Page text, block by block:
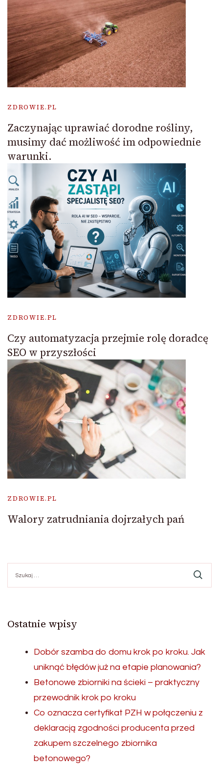
ZDROWIE.PL
Zaczynając uprawiać dorodne rośliny,
musimy dać możliwość im odpowiednie
warunki.
ZDROWIE.PL
Czy automatyzacja przejmie rolę doradcę
SEO w przyszłości
ZDROWIE.PL
Walory zatrudniania dojrzałych pań
Ostatnie wpisy
Dobór szamba do domu krok po kroku. Jak
uniknąć błędów już na etapie planowania?
Betonowe zbiorniki na ścieki – praktyczny
przewodnik krok po kroku
Co oznacza certyfikat PZH w połączeniu z
deklaracją zgodności producenta przed
zakupem szczelnego zbiornika
betonowego?